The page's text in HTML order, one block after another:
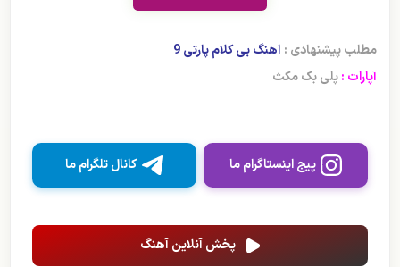
مطلب پیشنهادی : اهنگ بی کلام پارتی 9
آپارات :پلی بک مکث
پیج اینستاگرام ما کانال تلگرام ما
پخش آنلاین آهنگ